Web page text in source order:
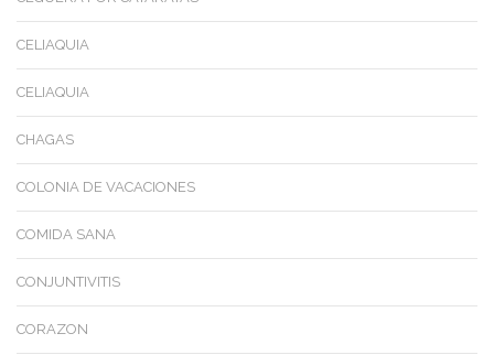
CELIAQUIA
CELIAQUIA
CHAGAS
COLONIA DE VACACIONES
COMIDA SANA
CONJUNTIVITIS
CORAZON